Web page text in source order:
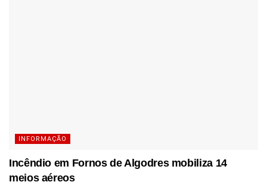
INFORMAÇÃO
Incêndio em Fornos de Algodres mobiliza 14
meios aéreos